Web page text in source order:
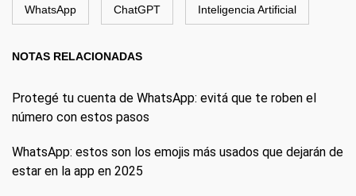
WhatsApp ChatGPT Inteligencia Artificial
NOTAS RELACIONADAS
Protegé tu cuenta de WhatsApp: evitá que te roben el
número con estos pasos
WhatsApp: estos son los emojis más usados que dejarán de
estar en la app en 2025